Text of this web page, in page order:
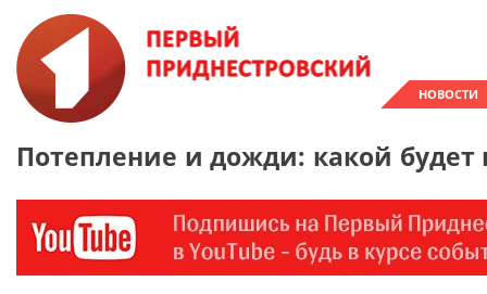
НОВОСТИ
Потепление и дожди: какой будет